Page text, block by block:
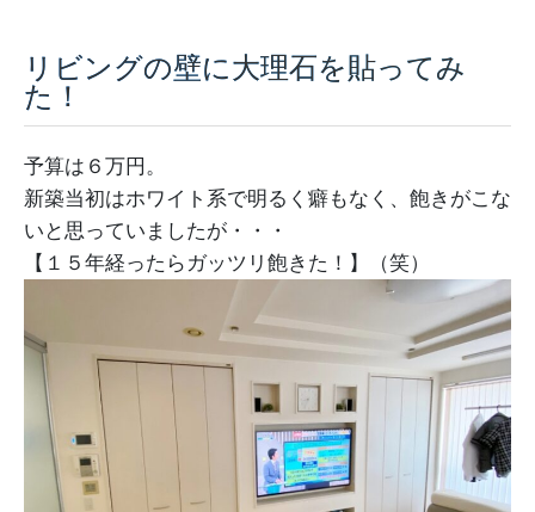
リビングの壁に大理石を貼ってみ
た！
予算は６万円。
新築当初はホワイト系で明るく癖もなく、飽きがこな
いと思っていましたが・・・
【１５年経ったらガッツリ飽きた！】（笑）
採用情報
ルームツアー
お知らせ
コラム
会社案内
ZEH
不動産情報(土地･分譲地･中古住宅)
サイトマップ